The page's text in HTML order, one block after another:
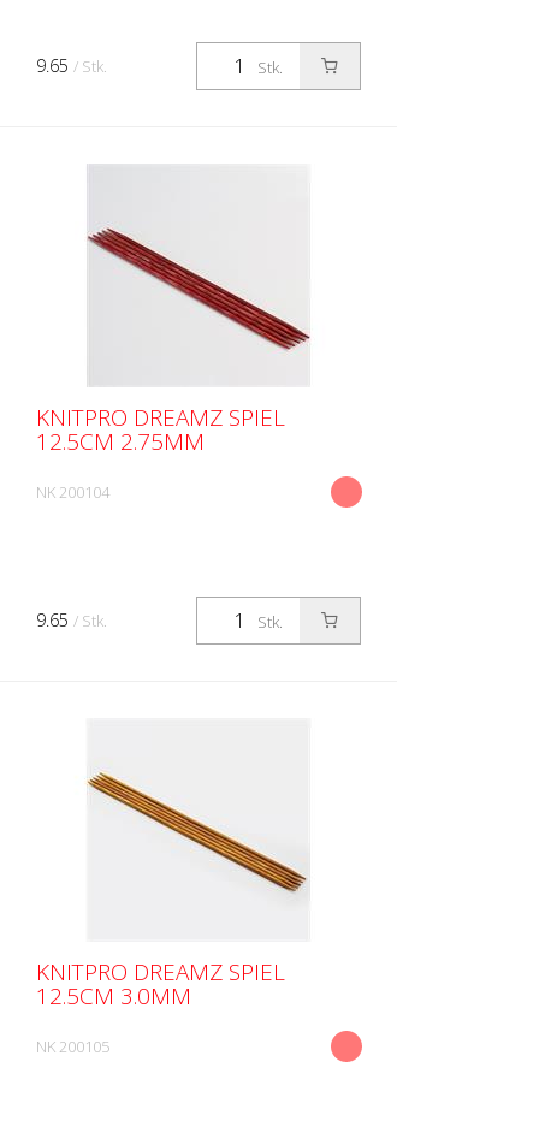
Stk.
9.65 / Stk.
KNITPRO DREAMZ SPIEL
12.5CM 2.75MM
NK 200104
Stk.
9.65 / Stk.
KNITPRO DREAMZ SPIEL
12.5CM 3.0MM
NK 200105